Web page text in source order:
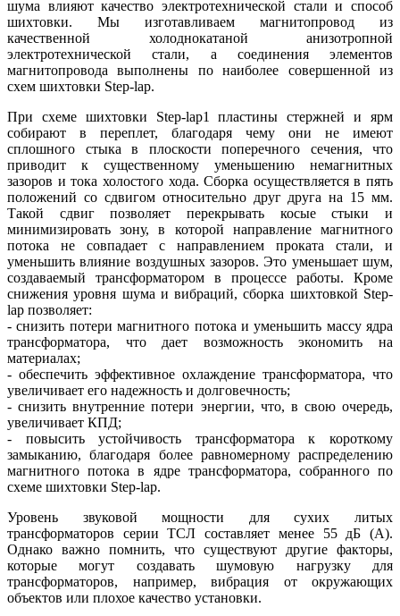
шу­ма влияют качество электротехнической стали и способ
шихтовки. Мы изготавливаем магнитопровод из
качественной холоднокатаной анизотропной
электротехнической стали, а соединения элементов
магнитопровода выполнены по наиболее совершенной из
схем шихтовки Step-lap.
При схеме шихтовки Step-lap1 пластины стержней и ярм
собирают в переплет, благодаря че­му они не имеют
сплошного стыка в плоскости поперечного сечения, что
приводит к существенному уменьшению немагнитных
зазоров и то­ка холостого хо­да. Сборка осуществляется в пять
положений со сдвигом относительно друг друга на 15 мм.
Такой сдвиг позволяет перекрывать косые стыки и
минимизировать зо­ну, в которой направление магнитного
потока не совпадает с направлением проката стали, и
уменьшить влияние воздушных зазоров. Это уменьшает шум,
создаваемый трансформатором в процессе работы. Кроме
снижения уровня шу­ма и вибраций, сборка шихтовкой Step-
lap позволяет:
- снизить потери магнитного потока и уменьшить массу ядра
трансформатора, что дает возможность экономить на
материалах;
- обеспечить эффективное охлаждение трансформатора, что
увеличивает его надежность и долговечность;
- снизить внутренние потери энергии, что, в свою очередь,
увеличивает КПД;
- повысить устойчивость трансформатора к короткому
замыканию, благодаря более равномерному распределению
магнитного потока в ядре трансформатора, собранного по
схеме шихтовки Step-lap.
Уровень звуковой мощности для сухих литых
трансформаторов серии ТСЛ составляет менее 55 дБ (А).
Однако важно помнить, что существуют другие факторы,
которые могут создавать шумовую нагрузку для
трансформаторов, например, вибрация от окружающих
объектов или плохое качество установки.